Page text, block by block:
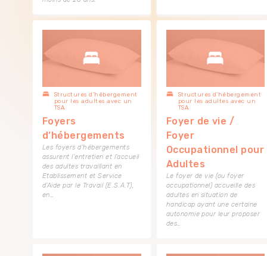
Structures d’hébergement
pour les adultes avec un
TSA
Foyers
d’hébergements
Les foyers d’hébergements
assurent l’entretien et l’accueil
des adultes travaillant en
Etablissement et Service
d’Aide par le Travail (E.S.A.T),
en…
Structures d’hébergement
pour les adultes avec un
TSA
Foyer de vie /
Foyer
Occupationnel pour
Adultes
Le foyer de vie (ou foyer
occupationnel) accueille des
adultes en situation de
handicap ayant une certaine
autonomie pour leur proposer
des…